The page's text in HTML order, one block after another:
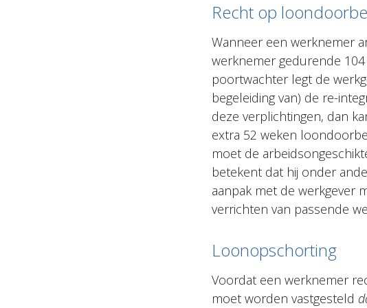
Recht op
Wanneer een werknemer
werknemer gedurende
poortwachter legt de
begeleiding van) de re-
deze verplichtingen, dan
extra 52 weken
moet de
betekent dat hij onder
aanpak met de werkgever
verrichten van passende
Loonopschorting
Voordat een werknemer
moet worden vastgesteld